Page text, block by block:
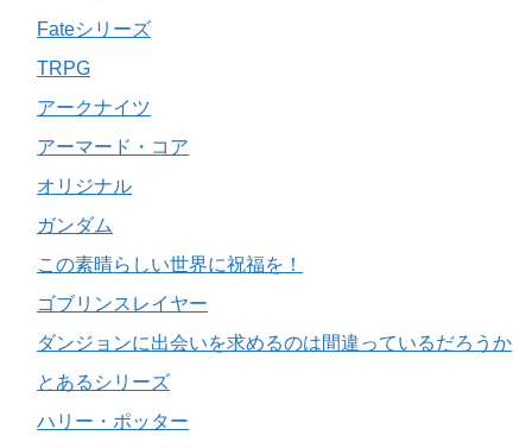
Fateシリーズ
TRPG
アークナイツ
アーマード・コア
オリジナル
ガンダム
この素晴らしい世界に祝福を！
ゴブリンスレイヤー
ダンジョンに出会いを求めるのは間違っているだろうか
とあるシリーズ
ハリー・ポッター